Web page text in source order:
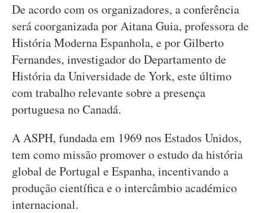
De acordo com os organizadores, a conferência
será coorganizada por Aitana Guia, professora de
História Moderna Espanhola, e por Gilberto
Fernandes, investigador do Departamento de
História da Universidade de York, este último
com trabalho relevante sobre a presença
portuguesa no Canadá.
A ASPH, fundada em 1969 nos Estados Unidos,
tem como missão promover o estudo da história
global de Portugal e Espanha, incentivando a
produção científica e o intercâmbio académico
internacional.